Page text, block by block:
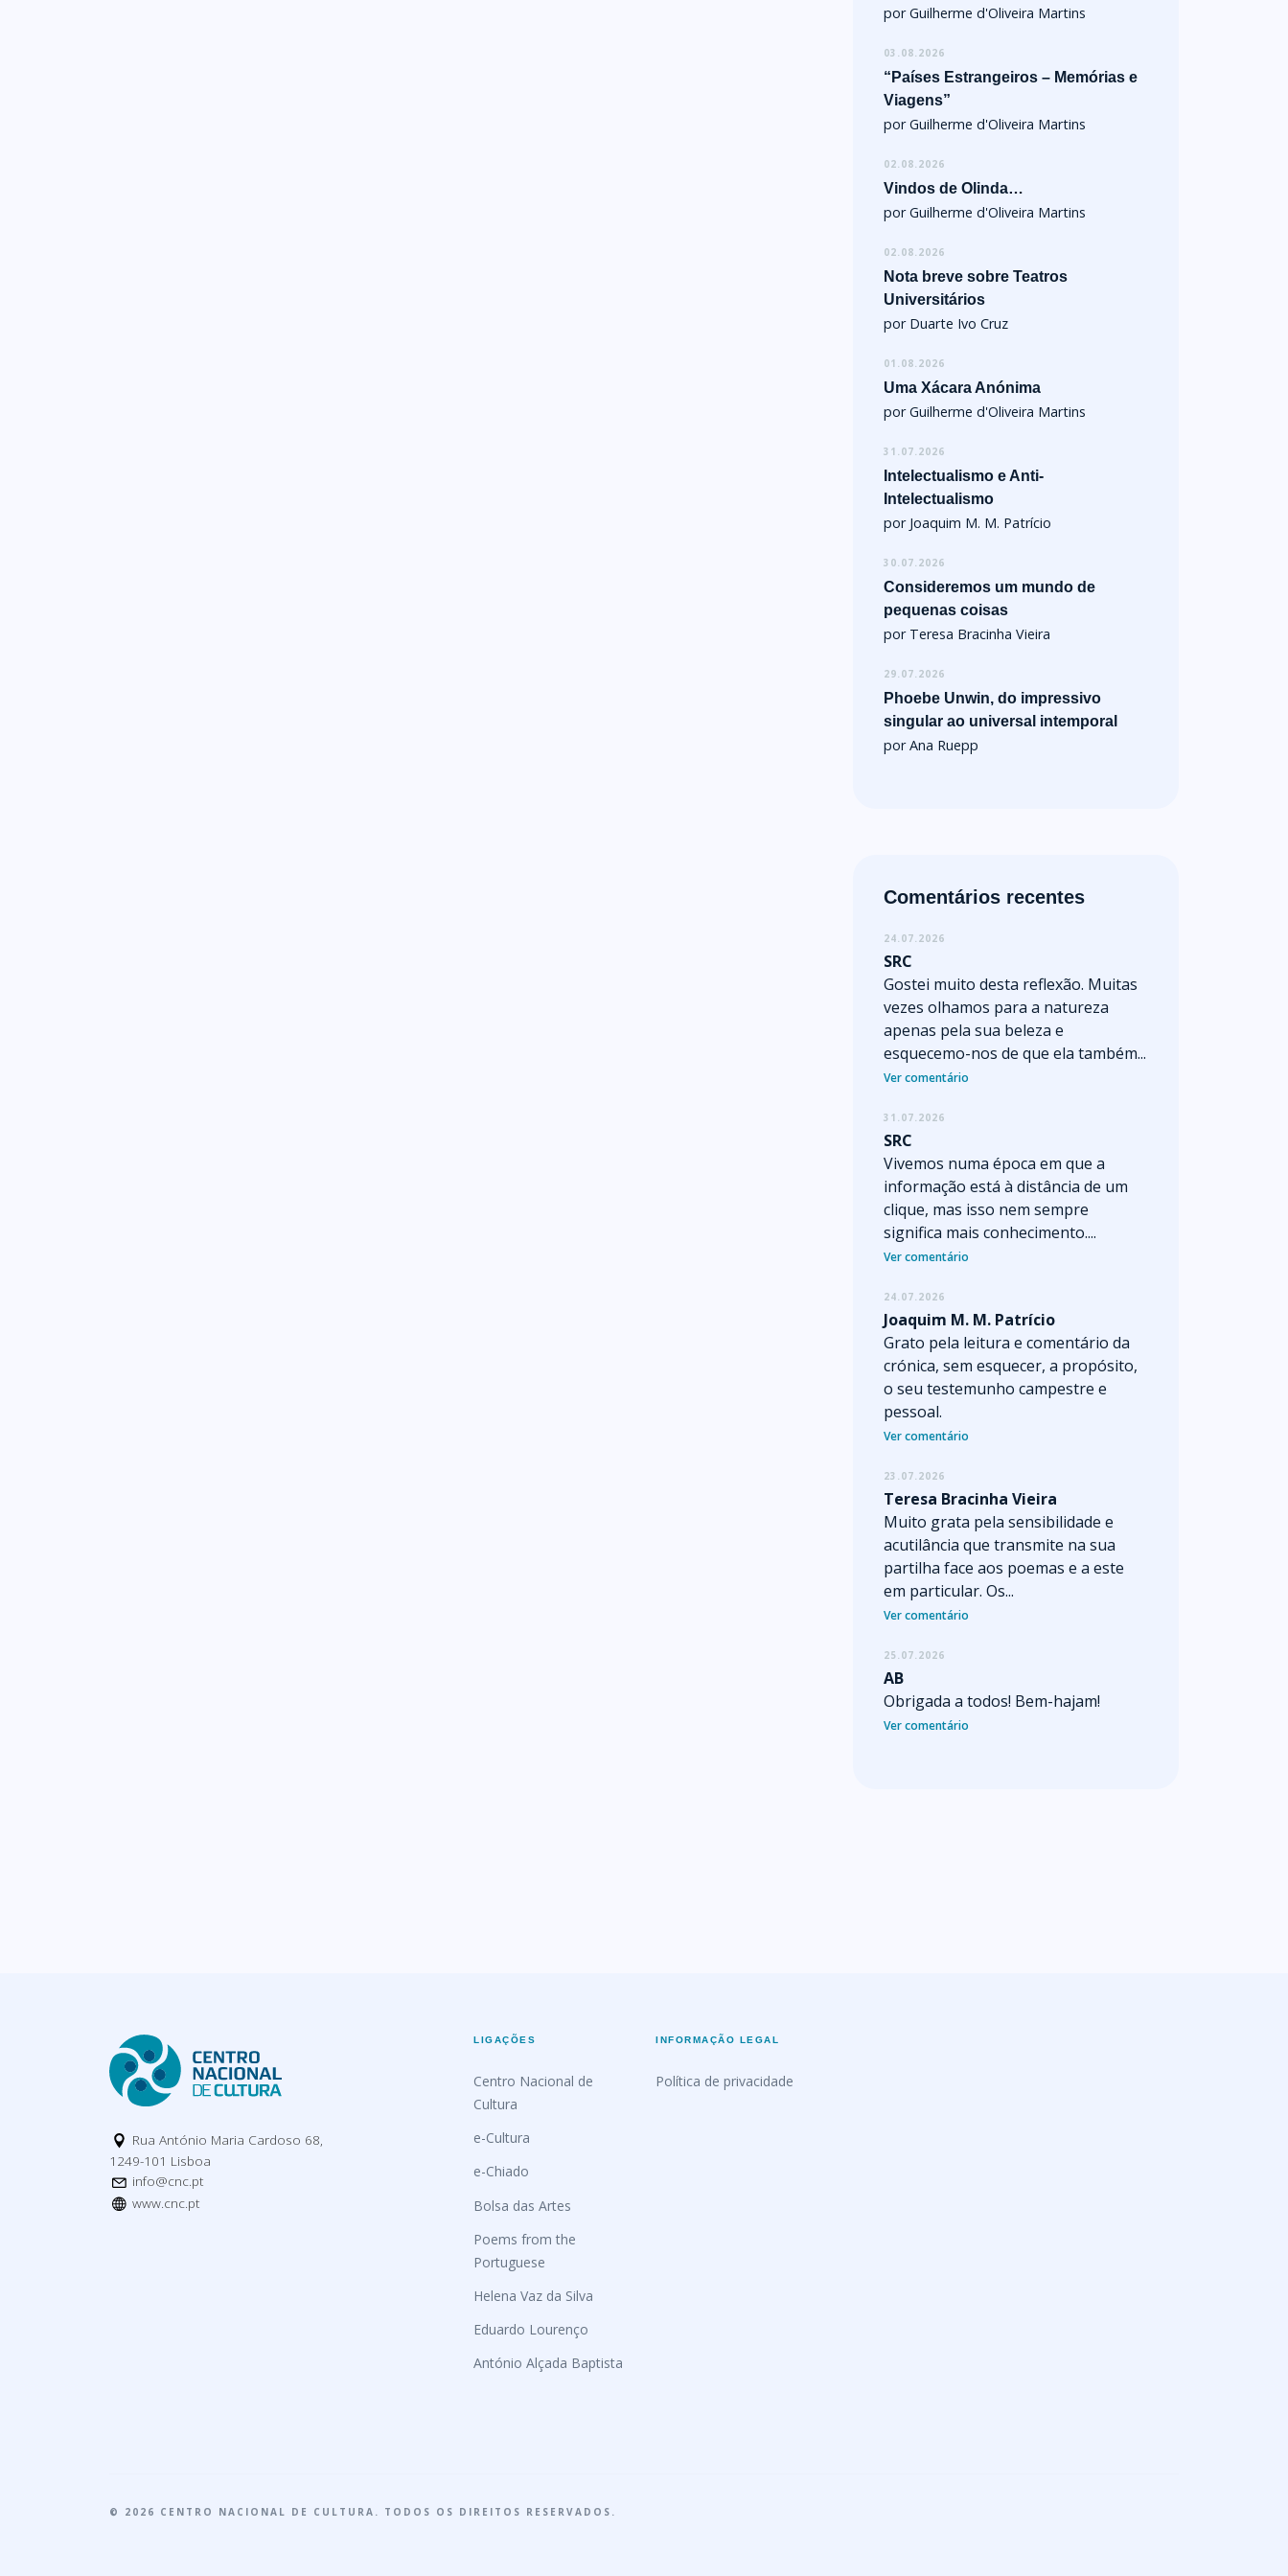
por Guilherme d'Oliveira Martins
03.08.2026
“Países Estrangeiros – Memórias e
Viagens”
por Guilherme d'Oliveira Martins
02.08.2026
Vindos de Olinda…
por Guilherme d'Oliveira Martins
02.08.2026
Nota breve sobre Teatros
Universitários
por Duarte Ivo Cruz
01.08.2026
Uma Xácara Anónima
por Guilherme d'Oliveira Martins
31.07.2026
Intelectualismo e Anti-
Intelectualismo
por Joaquim M. M. Patrício
30.07.2026
Consideremos um mundo de
pequenas coisas
por Teresa Bracinha Vieira
29.07.2026
Phoebe Unwin, do impressivo
singular ao universal intemporal
por Ana Ruepp
Comentários recentes
24.07.2026
SRC
Gostei muito desta reflexão. Muitas
vezes olhamos para a natureza
apenas pela sua beleza e
esquecemo-nos de que ela também...
Ver comentário
31.07.2026
SRC
Vivemos numa época em que a
informação está à distância de um
clique, mas isso nem sempre
significa mais conhecimento....
Ver comentário
24.07.2026
Joaquim M. M. Patrício
Grato pela leitura e comentário da
crónica, sem esquecer, a propósito,
o seu testemunho campestre e
pessoal.
Ver comentário
23.07.2026
Teresa Bracinha Vieira
Muito grata pela sensibilidade e
acutilância que transmite na sua
partilha face aos poemas e a este
em particular. Os...
Ver comentário
25.07.2026
AB
Obrigada a todos! Bem-hajam!
Ver comentário
Rua António Maria Cardoso 68,
1249-101 Lisboa
info@cnc.pt
www.cnc.pt
LIGAÇÕES
Centro Nacional de
Cultura
e-Cultura
e-Chiado
Bolsa das Artes
Poems from the
Portuguese
Helena Vaz da Silva
Eduardo Lourenço
António Alçada Baptista
INFORMAÇÃO LEGAL
Política de privacidade
© 2026 CENTRO NACIONAL DE CULTURA. TODOS OS DIREITOS RESERVADOS.